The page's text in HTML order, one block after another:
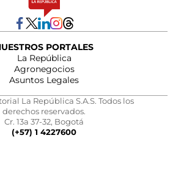
PORTALES
La República
Agronegocios
Asuntos Legales
La República S.A.S. Todos los
derechos reservados.
Cr. 13a 37-32, Bogotá
(+57) 1 4227600